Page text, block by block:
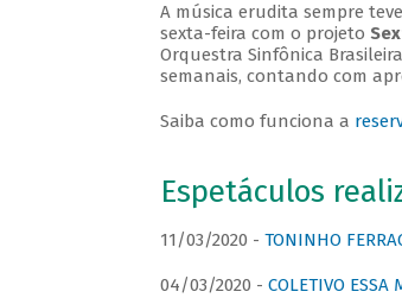
A música erudita sempre
sexta-feira com o projeto
Orquestra Sinfônica
semanais, contando com
Saiba como funciona a
Espetáculos
11/03/2020 - TONINHO
04/03/2020 - COLETIVO